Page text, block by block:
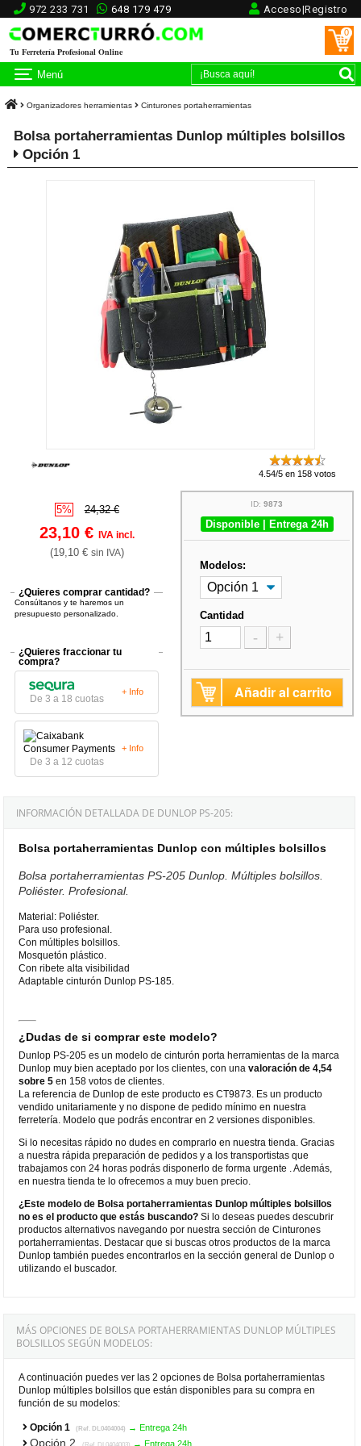
972 233 731 648 179 479 Acceso|Registro
Tu Ferretería Profesional Online
0
Menú
Organizadores herramientas Cinturones portaherramientas
Bolsa portaherramientas Dunlop múltiples bolsillos
Opción 1
4.54/5 en 158 votos
5% 24,32 €
23,10 € IVA incl.
(19,10 € sin IVA)
¿Quieres comprar cantidad?
Consúltanos y te haremos un
presupuesto personalizado.
¿Quieres fraccionar tu
compra?
De 3 a 18 cuotas
+ Info
De 3 a 12 cuotas
+ Info
ID:9873
Disponible | Entrega 24h
Modelos:
Cantidad
- +
Añadir al carrito
INFORMACIÓN DETALLADA DE DUNLOP PS-205:
Bolsa portaherramientas Dunlop con múltiples bolsillos
Bolsa portaherramientas PS-205 Dunlop. Múltiples bolsillos.
Poliéster. Profesional.
Material: Poliéster.
Para uso profesional.
Con múltiples bolsillos.
Mosquetón plástico.
Con ribete alta visibilidad
Adaptable cinturón Dunlop PS-185.
¿Dudas de si comprar este modelo?
Dunlop PS-205 es un modelo de cinturón porta herramientas de la marca
Dunlop muy bien aceptado por los clientes, con unavaloración de 4,54
sobre 5 en 158 votos de clientes.
La referencia de Dunlop de este producto es CT9873. Es un producto
vendido unitariamente y no dispone de pedido mínimo en nuestra
ferretería. Modelo que podrás encontrar en 2 versiones disponibles.
Si lo necesitas rápido no dudes en comprarlo en nuestra tienda. Gracias
a nuestra rápida preparación de pedidos y a los transportistas que
trabajamos con 24 horas podrás disponerlo de forma urgente . Además,
en nuestra tienda te lo ofrecemos a muy buen precio.
¿Este modelo de Bolsa portaherramientas Dunlop múltiples bolsillos
no es el producto que estás buscando? Si lo deseas puedes descubrir
productos alternativos navegando por nuestra sección de Cinturones
portaherramientas. Destacar que si buscas otros productos de la marca
Dunlop también puedes encontrarlos en la sección general de Dunlop o
utilizando el buscador.
MÁS OPCIONES DE BOLSA PORTAHERRAMIENTAS DUNLOP MÚLTIPLES
BOLSILLOS SEGÚN MODELOS:
A continuación puedes ver las 2 opciones de Bolsa portaherramientas
Dunlop múltiples bolsillos que están disponibles para su compra en
función de su modelos:
Opción 1 (Ref. DL0404004) → Entrega 24h
Opción 2 (Ref. DL0404003) → Entrega 24h